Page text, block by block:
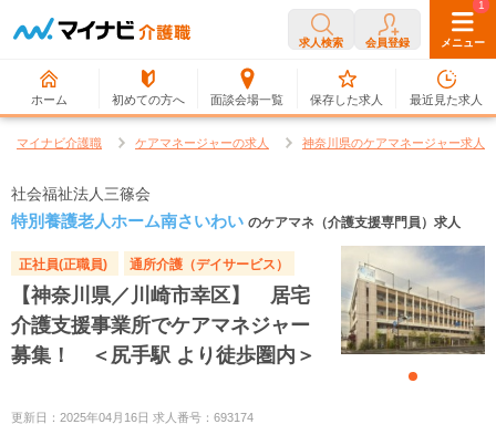
求人検索 会員登録 メニュー
ホーム 初めての方へ 面談会場一覧
0
保存した求人
1
最近見た求人
マイナビ介護職 ケアマネージャーの求人 神奈川県のケアマネージャー求人
社会福祉法人三篠会
特別養護老人ホーム南さいわい のケアマネ（介護支援専門員）求人
正社員(正職員) 通所介護（デイサービス）
【神奈川県／川崎市幸区】 居宅
介護支援事業所でケアマネジャー
募集！ ＜尻手駅 より徒歩圏内＞
更新日：2025年04月16日 求人番号：693174